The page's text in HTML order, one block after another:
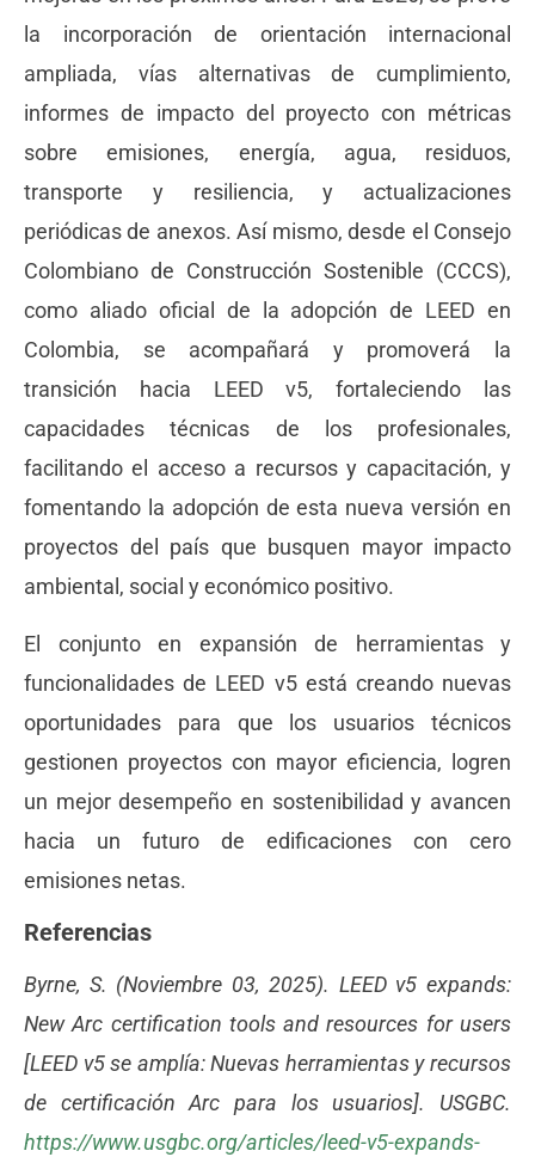
la incorporación de orientación internacional
ampliada, vías alternativas de cumplimiento,
informes de impacto del proyecto con métricas
sobre emisiones, energía, agua, residuos,
transporte y resiliencia, y actualizaciones
periódicas de anexos. Así mismo, desde el Consejo
Colombiano de Construcción Sostenible (CCCS),
como aliado oficial de la adopción de LEED en
Colombia, se acompañará y promoverá la
transición hacia LEED v5, fortaleciendo las
capacidades técnicas de los profesionales,
facilitando el acceso a recursos y capacitación, y
fomentando la adopción de esta nueva versión en
proyectos del país que busquen mayor impacto
ambiental, social y económico positivo.
El conjunto en expansión de herramientas y
funcionalidades de LEED v5 está creando nuevas
oportunidades para que los usuarios técnicos
gestionen proyectos con mayor eficiencia, logren
un mejor desempeño en sostenibilidad y avancen
hacia un futuro de edificaciones con cero
emisiones netas.
Referencias
Byrne, S. (Noviembre 03, 2025). LEED v5 expands:
New Arc certification tools and resources for users
[LEED v5 se amplía: Nuevas herramientas y recursos
de certificación Arc para los usuarios]. USGBC.
https://www.usgbc.org/articles/leed-v5-expands-